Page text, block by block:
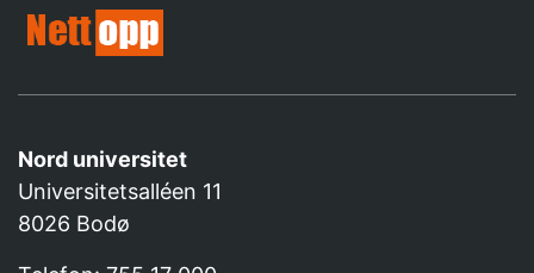
Nord universitet
Universitetsalléen 11
8026 Bodø